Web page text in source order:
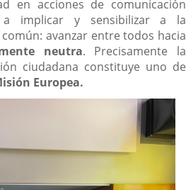
en acciones de comunicación
a implicar y sensibilizar a la
avanzar entre todos hacia
neutra. Precisamente la
ciudadana constituye uno de
Europea.